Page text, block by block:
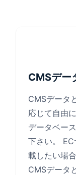
CMSデー
CMSデータ
応じて自由
データベー
下さい。
載したい場
CMSデータ